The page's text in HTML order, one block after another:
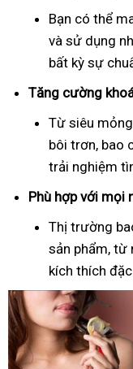
Bạn có thể
và sử dụng
bất kỳ sự
Tăng cường
Từ siêu
bôi trơn, bao
trải nghiệm
Phù hợp với mọi
Thị trường
sản phẩm, từ
kích thích